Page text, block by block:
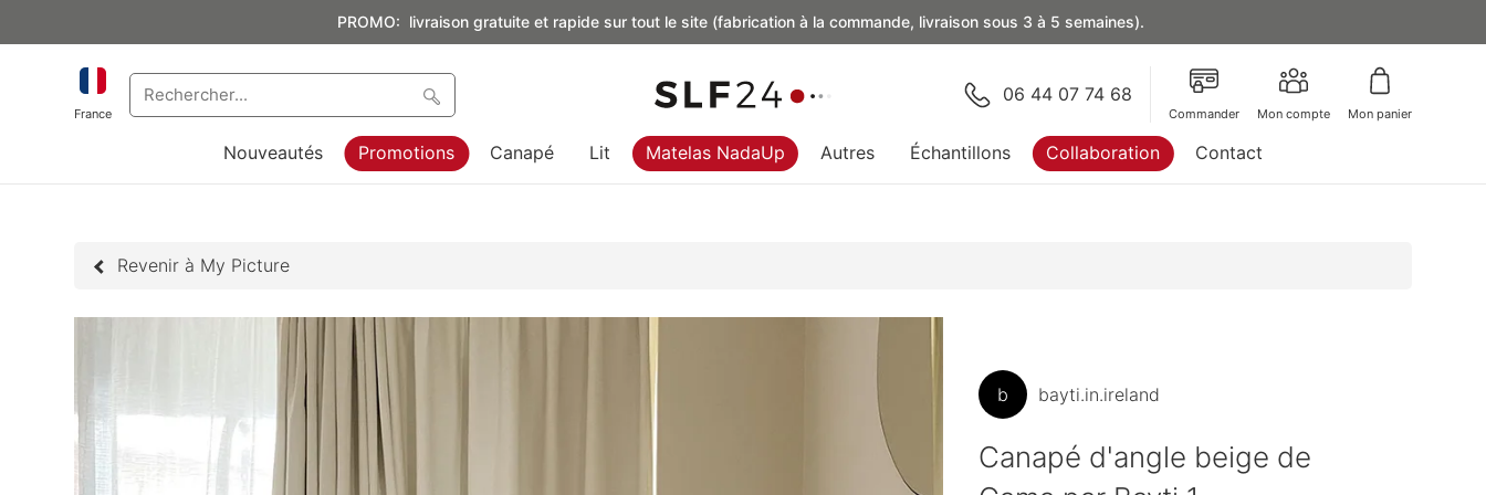
PROMO: livraison gratuite et rapide sur tout le site (fabrication à la commande, livraison sous 3 à 5 semaines).
France
06 44 07 74 68
Commander Mon compte Mon panier
Nouveautés Promotions Canapé Lit Matelas NadaUp Autres Échantillons Collaboration Contact
Revenir à My Picture
b bayti.in.ireland
Canapé d'angle beige de